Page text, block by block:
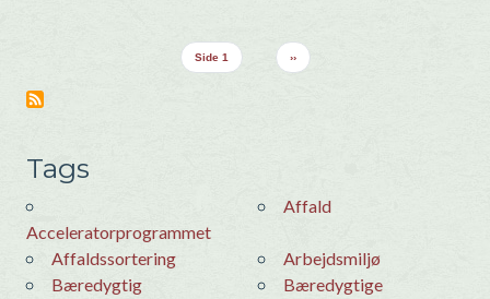
Sideinddeling Side 1 Næste side
››
Tags
Acceleratorprogrammet
Affald
Affaldssortering
Arbejdsmiljø
Bæredygtig
Bæredygtige